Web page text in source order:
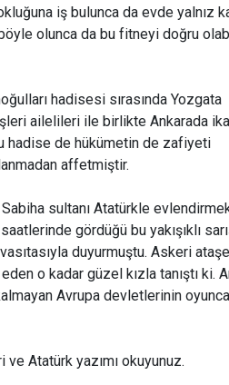
iş bulunca da evde yalnız
olunca da bu fitneyi doğru
hadisesi sırasında Yozgata
ailelileri ile birlikte Ankarada
hadise de hükümetin de zafiyeti
affetmiştir.
sultanı Atatürkle
gördüğü bu yakışıklı
duyurmuştu. Askeri
o kadar güzel kızla tanıştı ki.
Avrupa devletlerinin
Atatürk yazımı okuyunuz.